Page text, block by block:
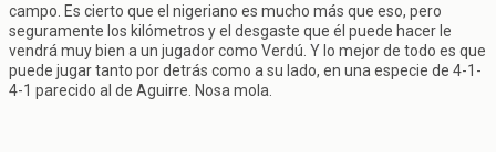
campo. Es cierto que el nigeriano es mucho más que eso, pero
seguramente los kilómetros y el desgaste que él puede hacer le
vendrá muy bien a un jugador como Verdú. Y lo mejor de todo es que
puede jugar tanto por detrás como a su lado, en una especie de 4-1-
4-1 parecido al de Aguirre. Nosa mola.